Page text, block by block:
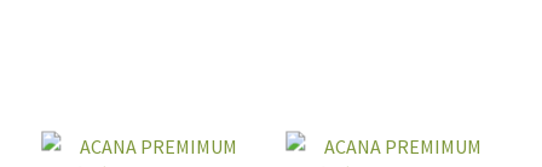
à
au